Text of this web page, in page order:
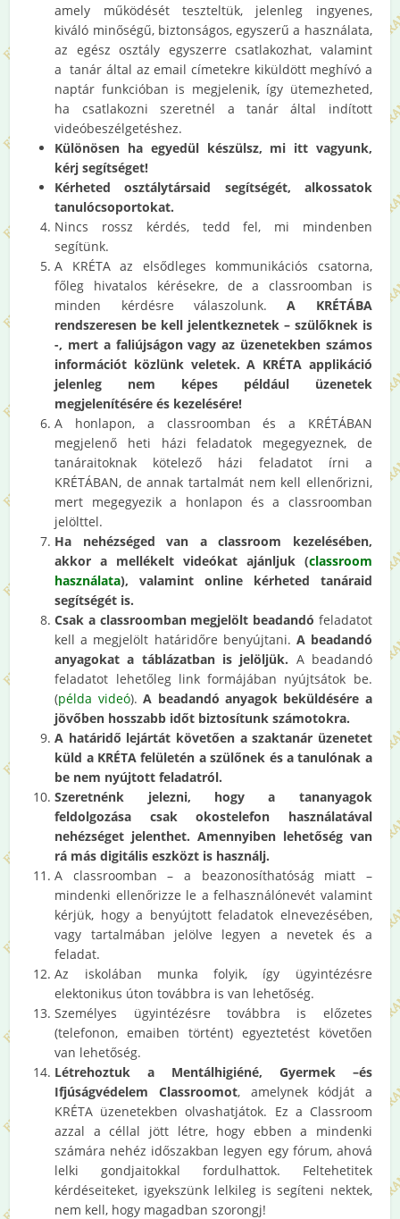
amely működését teszteltük, jelenleg ingyenes,
kiváló minőségű, biztonságos, egyszerű a használata,
az egész osztály egyszerre csatlakozhat, valamint
a tanár által az email címetekre kiküldött meghívó a
naptár funkcióban is megjelenik, így ütemezheted,
ha csatlakozni szeretnél a tanár által indított
videóbeszélgetéshez.
Különösen ha egyedül készülsz, mi itt vagyunk,
kérj segítséget!
Kérheted osztálytársaid segítségét, alkossatok
tanulócsoportokat.
Nincs rossz kérdés, tedd fel, mi mindenben
segítünk.
A KRÉTA az elsődleges kommunikációs csatorna,
főleg hivatalos kérésekre, de a classroomban is
minden kérdésre válaszolunk.A KRÉTÁBA
rendszeresen be kell jelentkeznetek – szülőknek is
-, mert a faliújságon vagy az üzenetekben számos
információt közlünk veletek. A KRÉTA applikáció
jelenleg nem képes például üzenetek
megjelenítésére és kezelésére!
A honlapon, a classroomban és a KRÉTÁBAN
megjelenő heti házi feladatok megegyeznek, de
tanáraitoknak kötelező házi feladatot írni a
KRÉTÁBAN, de annak tartalmát nem kell ellenőrizni,
mert megegyezik a honlapon és a classroomban
jelölttel.
Ha nehézséged van a classroom kezelésében,
akkor a mellékelt videókat ajánljuk (classroom
használata), valamint online kérheted tanáraid
segítségét is.
Csak a classroomban megjelölt beadandó feladatot
kell a megjelölt határidőre benyújtani. A beadandó
anyagokat a táblázatban is jelöljük. A beadandó
feladatot lehetőleg link formájában nyújtsátok be.
(példa videó).A beadandó anyagok beküldésére a
jövőben hosszabb időt biztosítunk számotokra.
A határidő lejártát követően a szaktanár üzenetet
küld a KRÉTA felületén a szülőnek és a tanulónak a
be nem nyújtott feladatról.
Szeretnénk jelezni, hogy a tananyagok
feldolgozása csak okostelefon használatával
nehézséget jelenthet. Amennyiben lehetőség van
rá más digitális eszközt is használj.
A classroomban – a beazonosíthatóság miatt –
mindenki ellenőrizze le a felhasználónevét valamint
kérjük, hogy a benyújtott feladatok elnevezésében,
vagy tartalmában jelölve legyen a nevetek és a
feladat.
Az iskolában munka folyik, így ügyintézésre
elektonikus úton továbbra is van lehetőség.
Személyes ügyintézésre továbbra is előzetes
(telefonon, emaiben történt) egyeztetést követően
van lehetőség.
Létrehoztuk a Mentálhigiéné, Gyermek –és
Ifjúságvédelem Classroomot, amelynek kódját a
KRÉTA üzenetekben olvashatjátok. Ez a Classroom
azzal a céllal jött létre, hogy ebben a mindenki
számára nehéz időszakban legyen egy fórum, ahová
lelki gondjaitokkal fordulhattok. Feltehetitek
kérdéseiteket, igyekszünk lelkileg is segíteni nektek,
nem kell, hogy magadban szorongj!